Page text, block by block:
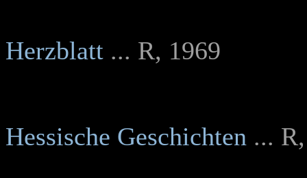
Herzblatt ... R, 1969
Hessische Geschichten ...